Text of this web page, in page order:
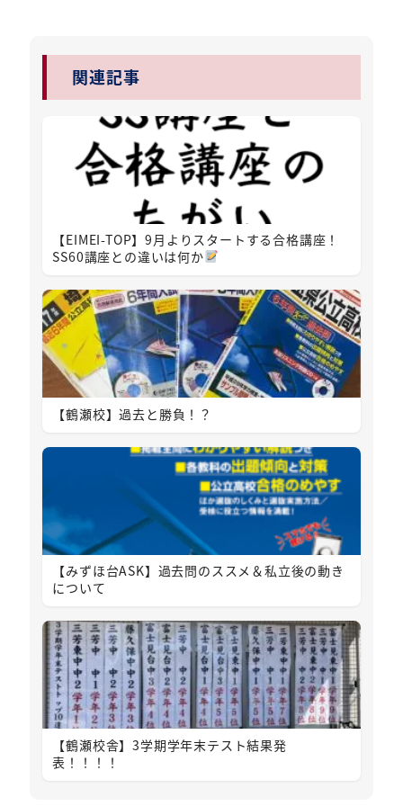
関連記事
【EIMEI-TOP】9月よりスタートする合格講座！
SS60講座との違いは何か
【鶴瀬校】過去と勝負！？
【みずほ台ASK】過去問のススメ＆私立後の動き
について
【鶴瀬校舎】3学期学年末テスト結果発
表！！！！